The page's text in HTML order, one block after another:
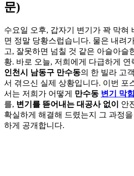
문)
수요일 오후, 갑자기 변기가 꽉 막혀
면 정말 당황스럽습니다. 물은 내려
고, 잘못하면 넘칠 것 같은 아슬아슬
황. 바로 오늘, 저희에게 다급하게 연
인천시 남동구 만수동의 한 빌라 고
서 겪으신 실제 상황입니다. 이번 포
서는 저희가 어떻게 만수동 변기 막힘
를, 변기를 뜯어내는 대공사 없이
안
확실하게 해결해 드렸는지 그 과정을
하게 공개합니다.